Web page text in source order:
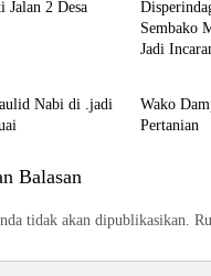
Jalan 2 Desa
Sembako
Jadi
Nabi di .jadi
Musi
Wako
Pertanian
Balasan
tidak akan dipublikasikan.